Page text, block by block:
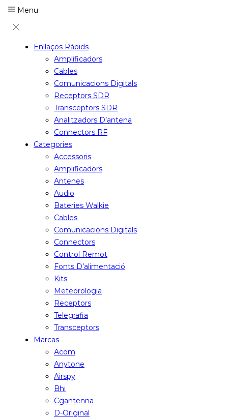
Menu
Enllaços Ràpids
Amplificadors
Cables
Comunicacions Digitals
Receptors SDR
Transceptors SDR
Analitzadors D’antena
Connectors RF
Categories
Accessoris
Amplificadors
Antenes
Audio
Bateries Walkie
Cables
Comunicacions Digitals
Connectors
Control Remot
Fonts D’alimentació
Kits
Meteorologia
Receptors
Telegrafia
Transceptors
Marcas
Acom
Anytone
Airspy
Bhi
Cgantenna
D-Original